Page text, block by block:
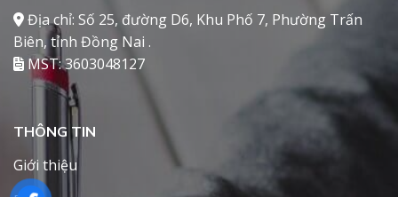
Địa chỉ: Số 25, đường D6, Khu Phố 7, Phường Trấn
Biên, tỉnh Đồng Nai .
MST: 3603048127
THÔNG TIN
Giới thiệu